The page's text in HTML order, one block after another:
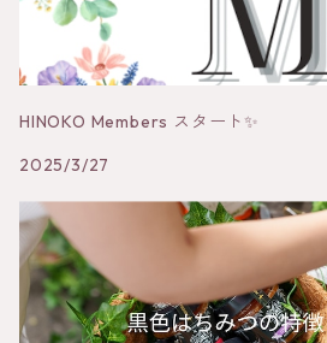
HINOKO Members スタート✨
2025/3/27